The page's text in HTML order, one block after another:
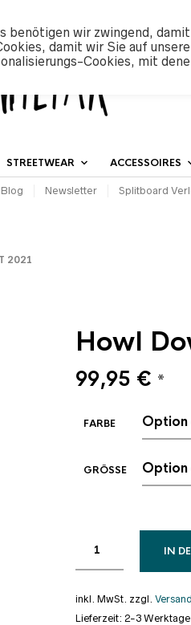
STREETWEAR ACCESSOIRES
Blog Newsletter Splitboard
2021
Howl
99,95 € *
FARBE
GRÖSSE
IN
inkl. MwSt. zzgl.
Lieferzeit: 2-3 Werktage
benötigen wir zwingend, damit
damit wir Sie auf
Cookies, mit